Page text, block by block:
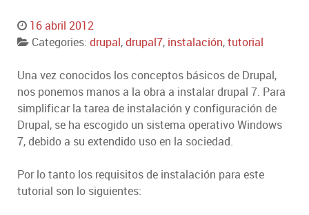
16 abril 2012
Categories: drupal,drupal7, instalación,tutorial
Una vez conocidos los conceptos básicos de Drupal,
nos ponemos manos a la obra a instalar drupal 7. Para
simplificar la tarea de instalación y configuración de
Drupal, se ha escogido un sistema operativo Windows
7, debido a su extendido uso en la sociedad.
Por lo tanto los requisitos de instalación para este
tutorial son lo siguientes: